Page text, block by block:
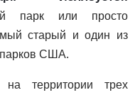
парк или просто
старый и один из
США.
на территории трех